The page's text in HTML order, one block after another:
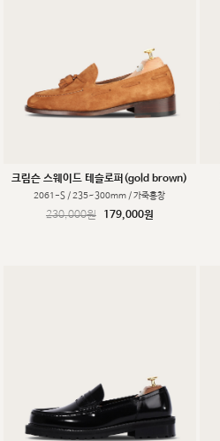
크림슨 스웨이드 테슬로퍼(gold brown)
2061-S / 235~300mm / 가죽홍창
230,000원 179,000원